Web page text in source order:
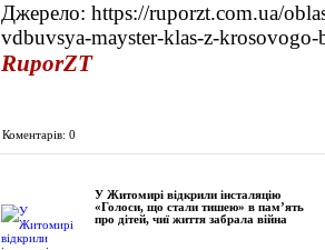
Джерело: https://ruporzt.com.ua/
vdbuvsya-mayster-klas-z-
RuporZT
Коментарів: 0
У Житомирі відкрили інсталяцію
«Голоси, що стали тишею» в пам’ять
про дітей, чиї життя забрала війна